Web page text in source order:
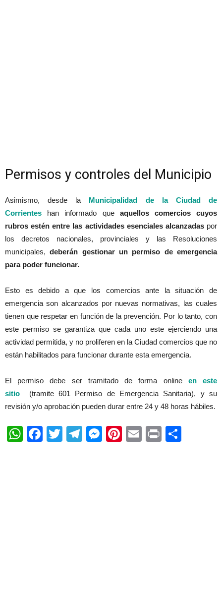
Permisos y controles del Municipio
Asimismo, desde la Municipalidad de la Ciudad de
Corrientes han informado que aquellos comercios cuyos
rubros estén entre las actividades esenciales alcanzadaspor
los decretos nacionales, provinciales y las Resoluciones
municipales,deberán gestionar un permiso de emergencia
para poder funcionar.
Esto es debido a que los comercios ante la situación de
emergencia son alcanzados por nuevas normativas, las cuales
tienen que respetar en función de la prevención. Por lo tanto, con
este permiso se garantiza que cada uno este ejerciendo una
actividad permitida, y no proliferen en la Ciudad comercios que no
están habilitados para funcionar durante esta emergencia.
El permiso debe ser tramitado de forma online en este
sitio
(tramite 601 Permiso de Emergencia Sanitaria), y su
revisión y/o aprobación pueden durar entre 24 y 48 horas hábiles.
WhatsApp
Facebook
TwitterTelegram
Messenger
Pinterest
EmailPrint